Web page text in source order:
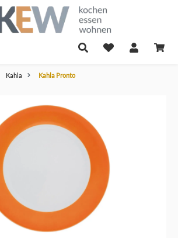
Kahla Kahla Pronto